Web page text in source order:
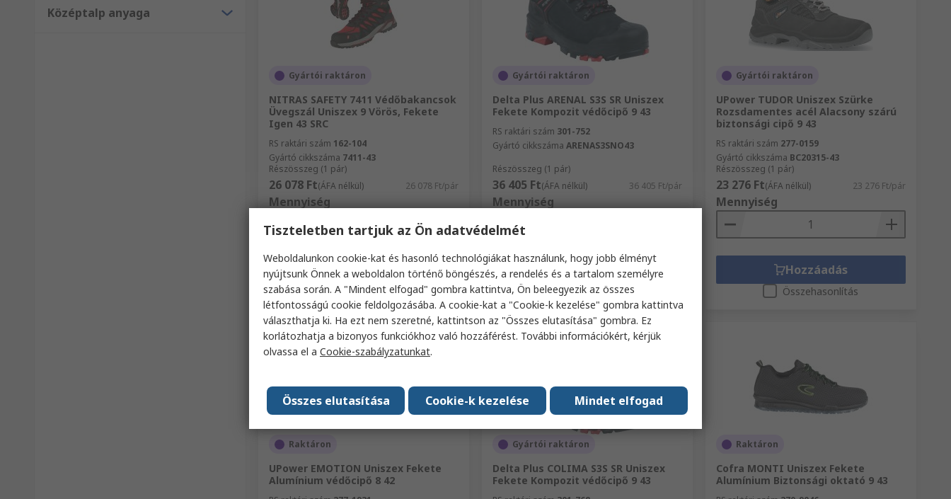
Középtalp anyaga
Gyártói raktáron
NITRAS SAFETY 7411 Védőbakancsok
Üvegszál Uniszex 9 Vörös, Fekete
Igen 43 SRC
RS raktári szám 162-104
Gyártó cikkszáma 7411-43
Részösszeg (1 pár)
26 078 Ft(ÁFA nélkül) 26 078 Ft/pár
Mennyiség
Hozzáadás
Összehasonlítás
Gyártói raktáron
Delta Plus ARENAL S3S SR Uniszex
Fekete Kompozit védőcipő 9 43
RS raktári szám 301-752
Gyártó cikkszáma ARENAS3SNO43
Részösszeg (1 pár)
36 405 Ft(ÁFA nélkül) 36 405 Ft/pár
Mennyiség
Hozzáadás
Összehasonlítás
Gyártói raktáron
UPower TUDOR Uniszex Szürke
Rozsdamentes acél Alacsony szárú
biztonsági cipő 9 43
RS raktári szám 277-0159
Gyártó cikkszáma BC20315-43
Részösszeg (1 pár)
23 276 Ft(ÁFA nélkül) 23 276 Ft/pár
Mennyiség
Hozzáadás
Összehasonlítás
Raktáron
UPower EMOTION Uniszex Fekete
Alumínium védőcipő 8 42
Gyártói raktáron
Delta Plus COLIMA S3S SR Uniszex
Fekete Kompozit védőcipő 9 43
Raktáron
Cofra MONTI Uniszex Fekete
Alumínium Biztonsági oktató 9 43
Tiszteletben tartjuk az Ön adatvédelmét
Weboldalunkon cookie-kat és hasonló technológiákat használunk, hogy jobb élményt
nyújtsunk Önnek a weboldalon történő böngészés, a rendelés és a tartalom személyre
szabása során. A "Mindent elfogad" gombra kattintva, Ön beleegyezik az összes
létfontosságú cookie feldolgozásába. A cookie-kat a "Cookie-k kezelése" gombra kattintva
választhatja ki. Ha ezt nem szeretné, kattintson az "Összes elutasítása" gombra. Ez
korlátozhatja a bizonyos funkciókhoz való hozzáférést. További információkért, kérjük
olvassa el a Cookie-szabályzatunkat.
Mindet elfogad
Cookie-k kezelése
Összes elutasítása